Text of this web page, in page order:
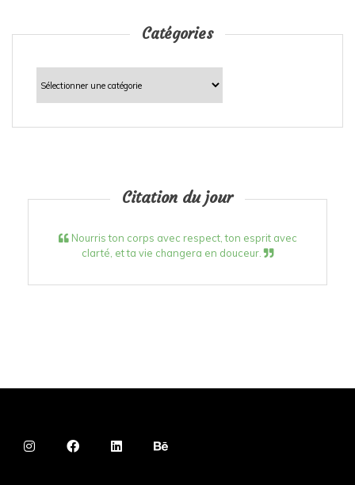
Catégories
Catégories
Citation du jour
Nourris ton corps avec respect, ton esprit avec
clarté, et ta vie changera en douceur.